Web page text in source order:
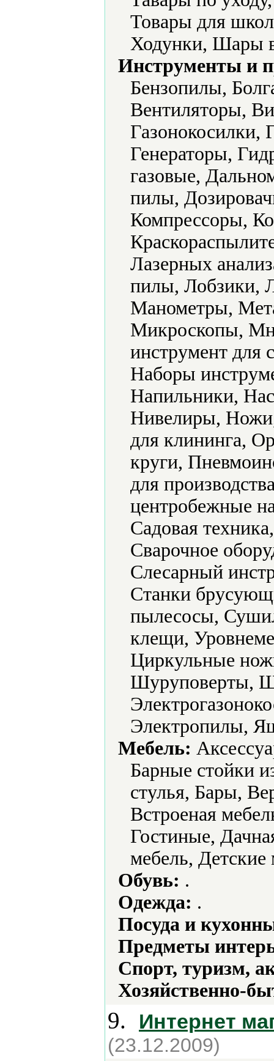
Товары для
Ходунки, Шары
Инструменты и
Бензопилы,
Вентиляторы,
Газонокосилки,
Генераторы,
газовые,
пилы,
Компрессоры,
Лазерных
пилы, Лобзики,
Манометры,
Микроскопы,
инструмент
Наборы
Напильники,
Нивелиры,
для клининга,
круги,
для
центробежные
Садовая
Сварочное
Слесарный
Станки
пылесосы,
клещи,
Циркульные
Шуруповерты,
Электропилы,
Мебель:
Барные стойки
стулья, Бары,
Встроеная
Гостиные,
мебель, Детские
Обувь: .
Одежда: .
Посуда и
Предметы
Спорт, туризм,
Хозяйственно-
9. Интернет
(23.12.2009)